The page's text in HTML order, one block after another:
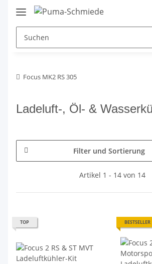
Focus MK2 RS 305
Ladeluft-, Öl- &
Filter und Sortierung
Artikel 1 - 14 von 14
TOP BESTSELLER